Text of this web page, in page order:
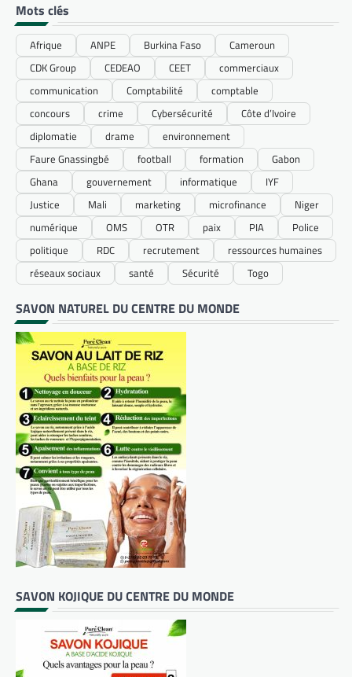
Mots clés
Afrique ANPE Burkina Faso
Cameroun
CDK Group
CEDEAO CEET
commerciaux
communication
Comptabilité
comptable
concours
crime Cybersécurité
Côte d’Ivoire
diplomatie
drame
environnement
Faure Gnassingbé
football formation
Gabon
Ghana
gouvernement informatique
IYF
Justice
Mali marketing microfinance
Niger
numérique
OMS OTR paix PIA
Police
politique
RDC recrutement
ressources humaines
réseaux sociaux
santé Sécurité Togo
SAVON NATUREL DU CENTRE DU MONDE
SAVON KOJIQUE DU CENTRE DU MONDE